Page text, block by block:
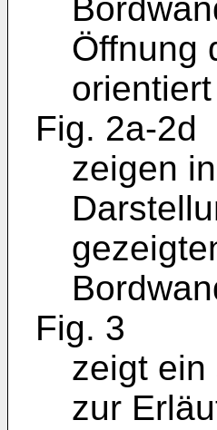
Öffnung
Fig. 2a-2d
zeigen
Fig. 3
zeigt ein
zur